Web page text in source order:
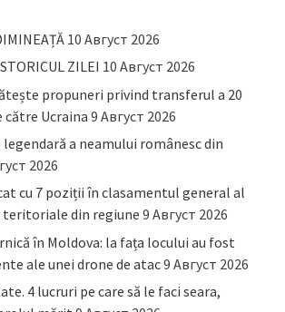
10 Август 2026
ZILEI 10 Август 2026
propuneri privind transferul a 20
Ucraina 9 Август 2026
a neamului românesc din
2026
cu 7 poziții în clasamentul general al
din regiune 9 Август 2026
în Moldova: la fața locului au fost
ale unei drone de atac9 Август 2026
4 lucruri pe care să le faci seara,